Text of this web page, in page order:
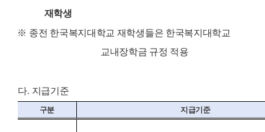
재학생
※ 종전 한국복지대학교 재학생들은 한국복지대학교
교내장학금 규정 적용
다. 지급기준
구분 지급기준